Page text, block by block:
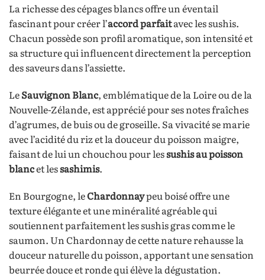
La richesse des cépages blancs offre un éventail
fascinant pour créer l’accord parfaitavec les sushis.
Chacun possède son profil aromatique, son intensité et
sa structure qui influencent directement la perception
des saveurs dans l’assiette.
LeSauvignon Blanc, emblématique de la Loire ou de la
Nouvelle-Zélande, est apprécié pour ses notes fraîches
d’agrumes, de buis ou de groseille. Sa vivacité se marie
avec l’acidité du riz et la douceur du poisson maigre,
faisant de lui un chouchou pour lessushis au poisson
blancet lessashimis.
En Bourgogne, leChardonnaypeu boisé offre une
texture élégante et une minéralité agréable qui
soutiennent parfaitement les sushis gras comme le
saumon. Un Chardonnay de cette nature rehausse la
douceur naturelle du poisson, apportant une sensation
beurrée douce et ronde qui élève la dégustation.